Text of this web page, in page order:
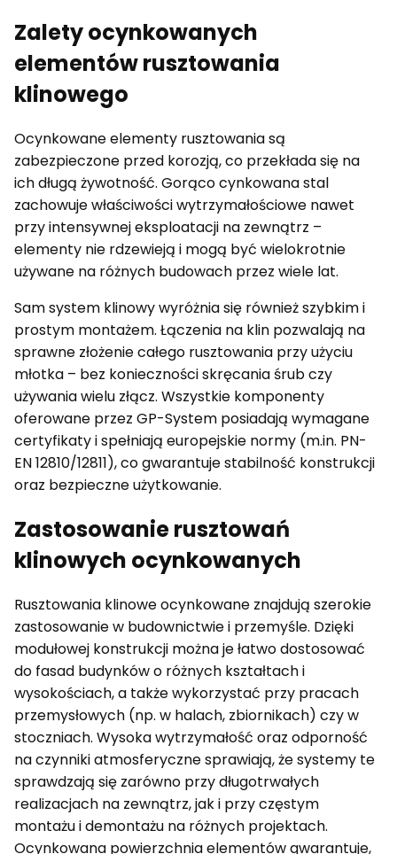
Zalety ocynkowanych
elementów rusztowania
klinowego
Ocynkowane elementy rusztowania są
zabezpieczone przed korozją, co przekłada się na
ich długą żywotność. Gorąco cynkowana stal
zachowuje właściwości wytrzymałościowe nawet
przy intensywnej eksploatacji na zewnątrz –
elementy nie rdzewieją i mogą być wielokrotnie
używane na różnych budowach przez wiele lat.
Sam system klinowy wyróżnia się również szybkim i
prostym montażem. Łączenia na klin pozwalają na
sprawne złożenie całego rusztowania przy użyciu
młotka – bez konieczności skręcania śrub czy
używania wielu złącz. Wszystkie komponenty
oferowane przez GP-System posiadają wymagane
certyfikaty i spełniają europejskie normy (m.in. PN-
EN 12810/12811), co gwarantuje stabilność konstrukcji
oraz bezpieczne użytkowanie.
Zastosowanie rusztowań
klinowych ocynkowanych
Rusztowania klinowe ocynkowane znajdują szerokie
zastosowanie w budownictwie i przemyśle. Dzięki
modułowej konstrukcji można je łatwo dostosować
do fasad budynków o różnych kształtach i
wysokościach, a także wykorzystać przy pracach
przemysłowych (np. w halach, zbiornikach) czy w
stoczniach. Wysoka wytrzymałość oraz odporność
na czynniki atmosferyczne sprawiają, że systemy te
sprawdzają się zarówno przy długotrwałych
realizacjach na zewnątrz, jak i przy częstym
montażu i demontażu na różnych projektach.
Ocynkowana powierzchnia elementów gwarantuje,